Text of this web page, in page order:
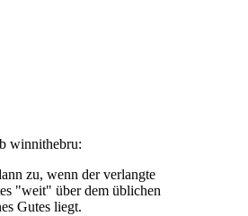
winnithebru:
zu, wenn der verlangte
"weit" über dem üblichen
Gutes liegt.